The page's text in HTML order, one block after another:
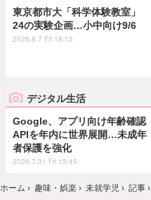
東京都市大「科学体験教室」
24の実験企画…小中向け9/6
2026.8.7 Fri 18:15
デジタル生活
Google、アプリ向け年齢確認
APIを年内に世界展開…未成年
者保護を強化
2026.7.31 Fri 13:45
ホーム › 趣味・娯楽 › 未就学児 › 記事 ›